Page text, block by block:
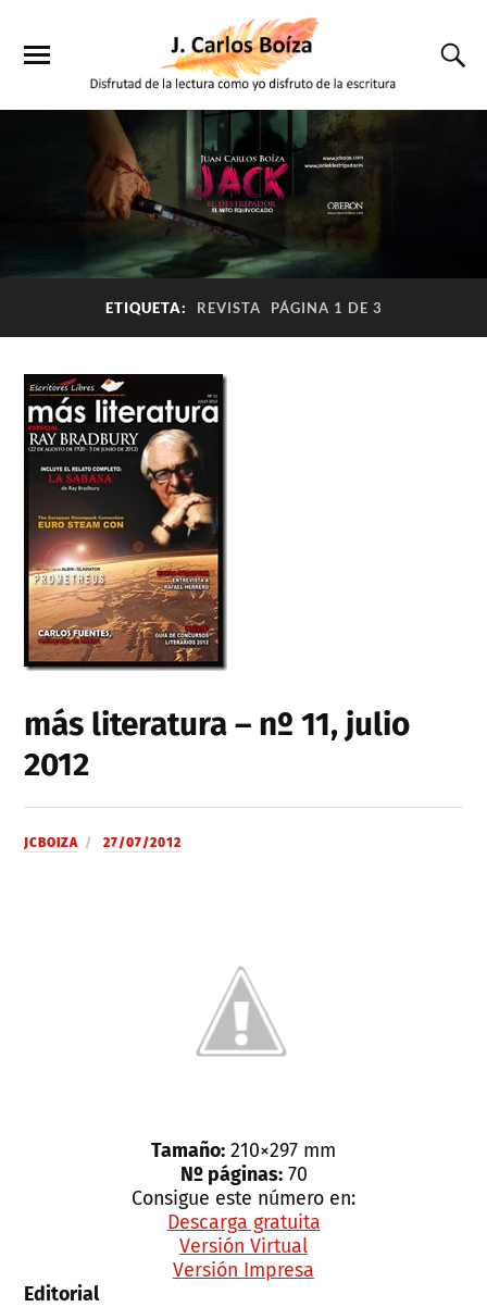
ETIQUETA: REVISTA PÁGINA 1 DE 3
más literatura – nº 11, julio
2012
JCBOIZA 27/07/2012
Tamaño: 210×297 mm
Nº páginas:70
Consigue este número en:
Descarga gratuita
Versión Virtual
Versión Impresa
Editorial